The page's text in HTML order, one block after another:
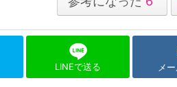
LINEで送る メ